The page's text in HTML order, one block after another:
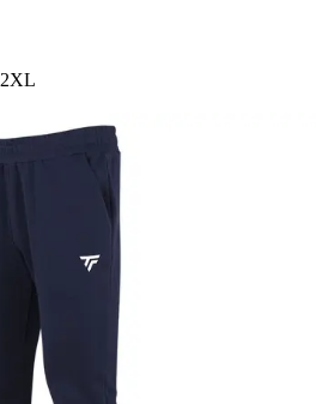
2XL